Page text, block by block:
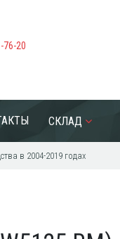
76-20
СКЛАД
в 2004-2019 годах